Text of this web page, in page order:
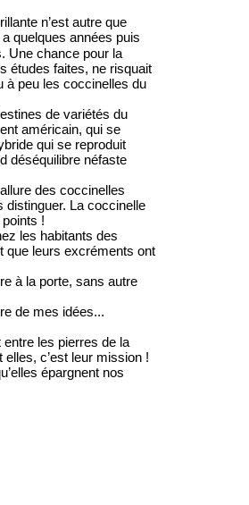
n’est autre que
quelques années puis
Une chance pour la
études faites, ne risquait
à peu les coccinelles du
de variétés du
américain, qui se
qui se reproduit
déséquilibre néfaste
des coccinelles
distinguer. La coccinelle
!
les habitants des
que leurs excréments ont
à la porte, sans autre
de mes idées...
les pierres de la
c’est leur mission !
épargnent nos